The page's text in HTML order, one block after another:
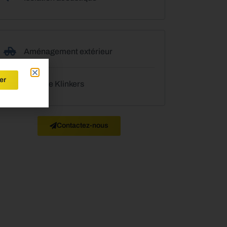
Aménagement extérieur
Pose de Klinkers
Contactez-nous